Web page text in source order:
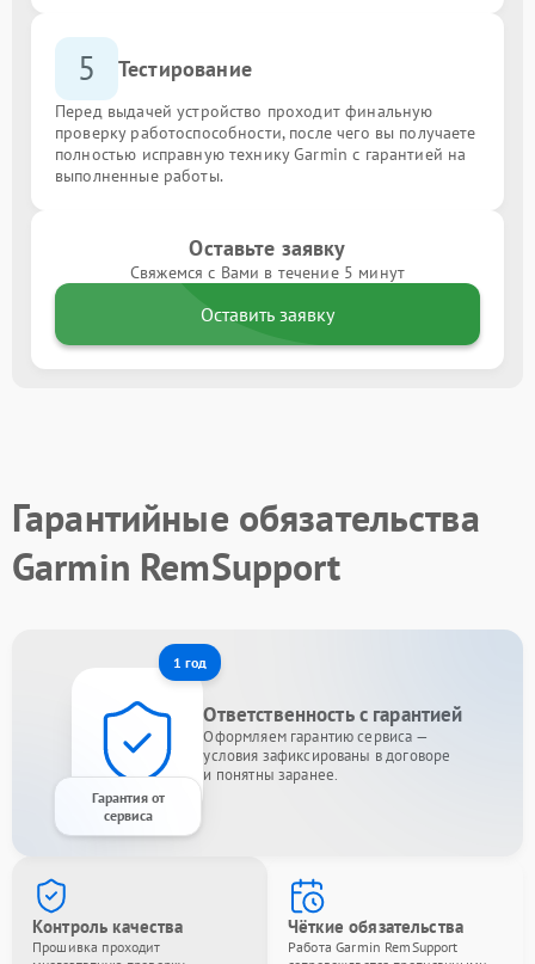
5 Тестирование
Перед выдачей устройство проходит финальную
проверку работоспособности, после чего вы получаете
полностью исправную технику Garmin с гарантией на
выполненные работы.
Оставьте заявку
Свяжемся с Вами в течение 5 минут
Оставить заявку
Гарантийные обязательства
Garmin RemSupport
1 год
Гарантия от
сервиса
Ответственность с гарантией
Оформляем гарантию сервиса —
условия зафиксированы в договоре
и понятны заранее.
Контроль качества
Прошивка проходит
Чёткие обязательства
Работа Garmin RemSupport